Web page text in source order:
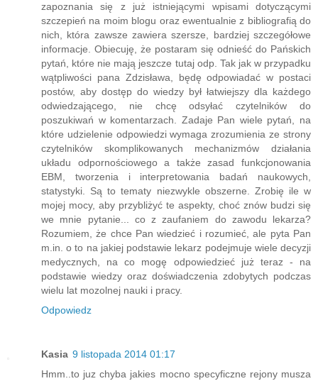
zapoznania się z już istniejącymi wpisami dotyczącymi
szczepień na moim blogu oraz ewentualnie z bibliografią do
nich, która zawsze zawiera szersze, bardziej szczegółowe
informacje. Obiecuję, że postaram się odnieść do Pańskich
pytań, które nie mają jeszcze tutaj odp. Tak jak w przypadku
wątpliwości pana Zdzisława, będę odpowiadać w postaci
postów, aby dostęp do wiedzy był łatwiejszy dla każdego
odwiedzającego, nie chcę odsyłać czytelników do
poszukiwań w komentarzach. Zadaje Pan wiele pytań, na
które udzielenie odpowiedzi wymaga zrozumienia ze strony
czytelników skomplikowanych mechanizmów działania
układu odpornościowego a także zasad funkcjonowania
EBM, tworzenia i interpretowania badań naukowych,
statystyki. Są to tematy niezwykle obszerne. Zrobię ile w
mojej mocy, aby przybliżyć te aspekty, choć znów budzi się
we mnie pytanie... co z zaufaniem do zawodu lekarza?
Rozumiem, że chce Pan wiedzieć i rozumieć, ale pyta Pan
m.in. o to na jakiej podstawie lekarz podejmuje wiele decyzji
medycznych, na co mogę odpowiedzieć już teraz - na
podstawie wiedzy oraz doświadczenia zdobytych podczas
wielu lat mozolnej nauki i pracy.
Odpowiedz
Kasia 9 listopada 2014 01:17
Hmm..to juz chyba jakies mocno specyficzne rejony musza